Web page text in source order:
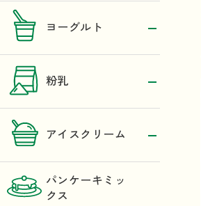
ヨーグルト
粉乳
アイスクリーム
パンケーキミッ
クス